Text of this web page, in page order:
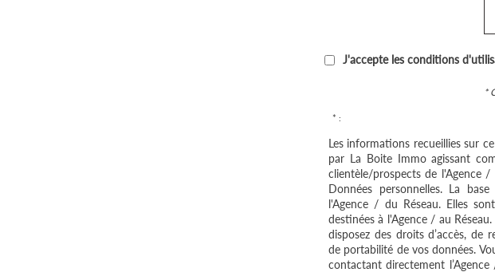
J'accepte les conditions
*
* :
Les informations recueillies sur
par La Boite Immo agissant
clientèle/prospects de l'Agence
Données personnelles. La
l'Agence / du Réseau. Elles
destinées à l'Agence / au
disposez des droits d’accès, de
de portabilité de vos données.
contactant directement